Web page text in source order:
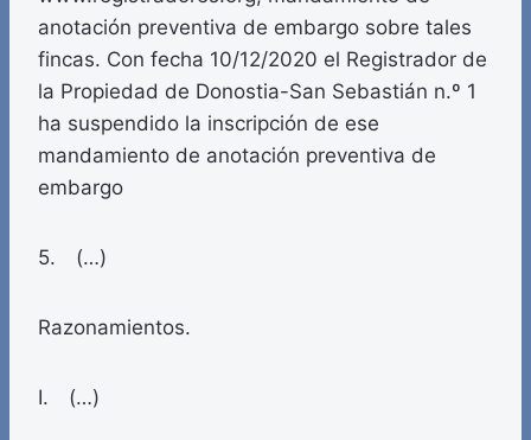
anotación preventiva de embargo sobre tales
fincas. Con fecha 10/12/2020 el Registrador de
la Propiedad de Donostia-San Sebastián n.º 1
ha suspendido la inscripción de ese
mandamiento de anotación preventiva de
embargo
5. (…)
Razonamientos.
I. (…)